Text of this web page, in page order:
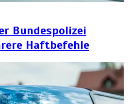
Bundespolizei
Haftbefehle